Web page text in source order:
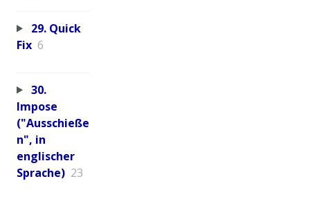
29. Quick
Fix 6
30.
Impose
("Ausschieße
n", in
englischer
Sprache) 23